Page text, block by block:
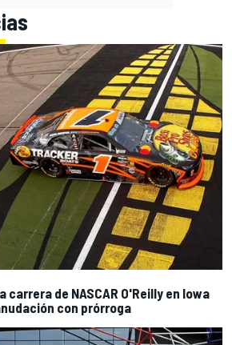
carrera de NASCAR O'Reilly en Iowa
con prórroga